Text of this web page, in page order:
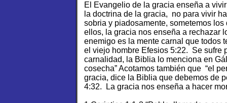
El Evangelio de la gracia enseña a
la doctrina de la gracia, no para vivir
sobria y piadosamente, sometemos
ellos, la gracia nos enseña a rechazar
enemigo es la mente carnal que todos
el viejo hombre Efesios 5:22. Se sufre
carnalidad, la Biblia lo menciona en
cosecha” Acotamos también que “el
gracia, dice la Biblia que debemos de
4:32. La gracia nos enseña a hacer